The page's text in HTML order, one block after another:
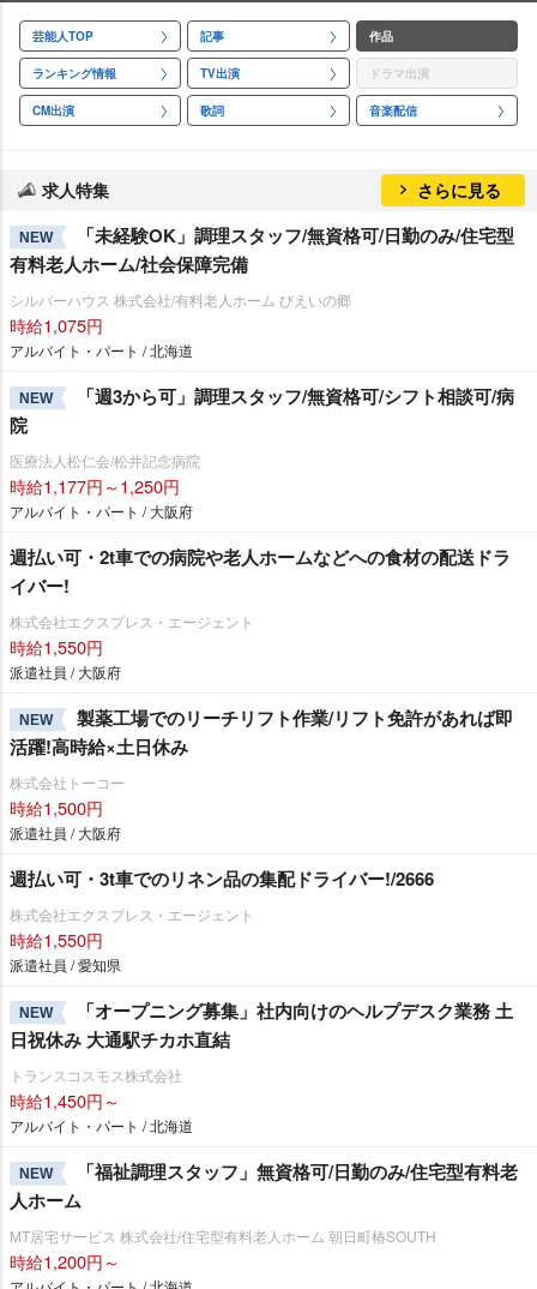
芸能人TOP 記事 作品
ランキング情報 TV出演 ドラマ出演
CM出演 歌詞 音楽配信
求人特集 さらに見る
NEW
「未経験OK」調理スタッフ/無資格可/日勤のみ/住宅型
有料老人ホーム/社会保障完備
シルバーハウス 株式会社/有料老人ホーム びえいの郷
時給1,075円
アルバイト・パート / 北海道
NEW
「週3から可」調理スタッフ/無資格可/シフト相談可/病
院
医療法人松仁会/松井記念病院
時給1,177円～1,250円
アルバイト・パート / 大阪府
週払い可・2t車での病院や老人ホームなどへの食材の配送ドラ
イバー!
株式会社エクスプレス・エージェント
時給1,550円
派遣社員 / 大阪府
NEW
製薬工場でのリーチリフト作業/リフト免許があれば即
活躍!高時給×土日休み
株式会社トーコー
時給1,500円
派遣社員 / 大阪府
週払い可・3t車でのリネン品の集配ドライバー!/2666
株式会社エクスプレス・エージェント
時給1,550円
派遣社員 / 愛知県
NEW
「オープニング募集」社内向けのヘルプデスク業務 土
日祝休み 大通駅チカホ直結
トランスコスモス株式会社
時給1,450円～
アルバイト・パート / 北海道
NEW
「福祉調理スタッフ」無資格可/日勤のみ/住宅型有料老
人ホーム
MT居宅サービス 株式会社/住宅型有料老人ホーム 朝日町椿SOUTH
時給1,200円～